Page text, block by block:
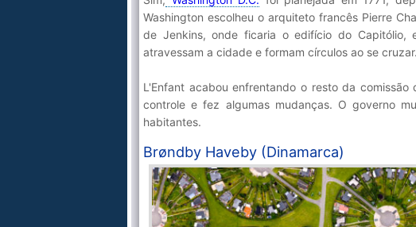
Washington escolheu o arquiteto francês Pierre
de Jenkins, onde ficaria o edifício do Capitólio,
atravessam a cidade e formam círculos ao se cruzar.
L'Enfant acabou enfrentando o resto da
controle e fez algumas mudanças. O governo
habitantes.
Brøndby Haveby (Dinamarca)